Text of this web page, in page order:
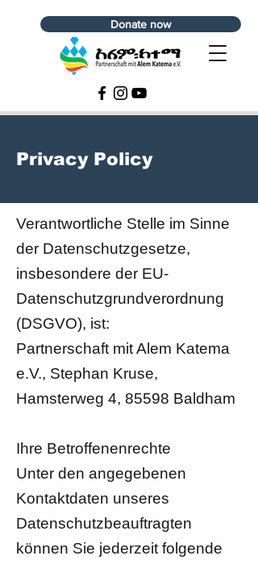
Donate now
Privacy Policy
Verantwortliche Stelle im Sinne
der Datenschutzgesetze,
insbesondere der EU-
Datenschutzgrundverordnung
(DSGVO), ist:
Partnerschaft mit Alem Katema
e.V., Stephan Kruse,
Hamsterweg 4, 85598 Baldham
Ihre Betroffenenrechte
Unter den angegebenen
Kontaktdaten unseres
Datenschutzbeauftragten
können Sie jederzeit folgende